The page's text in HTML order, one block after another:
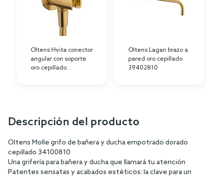
Oltens Hvita conector
angular con soporte
oro cepillado
Oltens Lagan brazo a
pared oro cepillado
39402810
Descripción del producto
Oltens Molle grifo de bañera y ducha empotrado dorado
cepillado 34100810
Una grifería para bañera y ducha que llamará tu atención
Patentes sensatas y acabados estéticos: la clave para un